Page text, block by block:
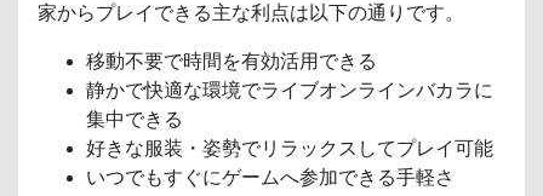
家からプレイできる主な利点は以下の通りです。
移動不要で時間を有効活用できる
静かで快適な環境でライブオンラインバカラに
集中できる
好きな服装・姿勢でリラックスしてプレイ可能
いつでもすぐにゲームへ参加できる手軽さ